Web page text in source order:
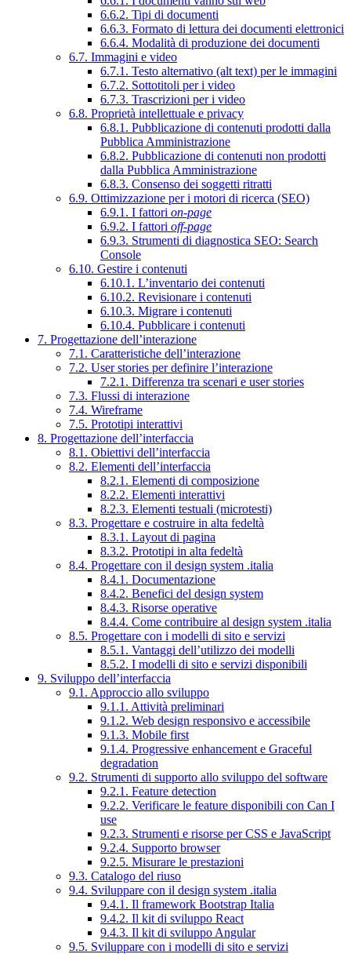
6.6.2. Tipi di documenti
6.6.3. Formato di lettura dei documenti elettronici
6.6.4. Modalità di produzione dei documenti
6.7. Immagini e video
6.7.1. Testo alternativo (alt text) per le immagini
6.7.2. Sottotitoli per i video
6.7.3. Trascrizioni per i video
6.8. Proprietà intellettuale e privacy
6.8.1. Pubblicazione di contenuti prodotti dalla
Pubblica Amministrazione
6.8.2. Pubblicazione di contenuti non prodotti
dalla Pubblica Amministrazione
6.8.3. Consenso dei soggetti ritratti
6.9. Ottimizzazione per i motori di ricerca (SEO)
6.9.1. I fattori on-page
6.9.2. I fattori off-page
6.9.3. Strumenti di diagnostica SEO: Search
Console
6.10. Gestire i contenuti
6.10.1. L’inventario dei contenuti
6.10.2. Revisionare i contenuti
6.10.3. Migrare i contenuti
6.10.4. Pubblicare i contenuti
7. Progettazione dell’interazione
7.1. Caratteristiche dell’interazione
7.2. User stories per definire l’interazione
7.2.1. Differenza tra scenari e user stories
7.3. Flussi di interazione
7.4. Wireframe
7.5. Prototipi interattivi
8. Progettazione dell’interfaccia
8.1. Obiettivi dell’interfaccia
8.2. Elementi dell’interfaccia
8.2.1. Elementi di composizione
8.2.2. Elementi interattivi
8.2.3. Elementi testuali (microtesti)
8.3. Progettare e costruire in alta fedeltà
8.3.1. Layout di pagina
8.3.2. Prototipi in alta fedeltà
8.4. Progettare con il design system .italia
8.4.1. Documentazione
8.4.2. Benefici del design system
8.4.3. Risorse operative
8.4.4. Come contribuire al design system .italia
8.5. Progettare con i modelli di sito e servizi
8.5.1. Vantaggi dell’utilizzo dei modelli
8.5.2. I modelli di sito e servizi disponibili
9. Sviluppo dell’interfaccia
9.1. Approccio allo sviluppo
9.1.1. Attività preliminari
9.1.2. Web design responsivo e accessibile
9.1.3. Mobile first
9.1.4. Progressive enhancement e Graceful
degradation
9.2. Strumenti di supporto allo sviluppo del software
9.2.1. Feature detection
9.2.2. Verificare le feature disponibili con Can I
use
9.2.3. Strumenti e risorse per CSS e JavaScript
9.2.4. Supporto browser
9.2.5. Misurare le prestazioni
9.3. Catalogo del riuso
9.4. Sviluppare con il design system .italia
9.4.1. Il framework Bootstrap Italia
9.4.2. Il kit di sviluppo React
9.4.3. Il kit di sviluppo Angular
9.5. Sviluppare con i modelli di sito e servizi